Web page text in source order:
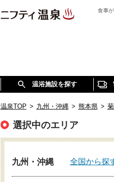
食事
温浴施設を探す
温泉TOP > 九州・沖縄 > 熊本県 >
選択中のエリア
九州・沖縄 全国から探